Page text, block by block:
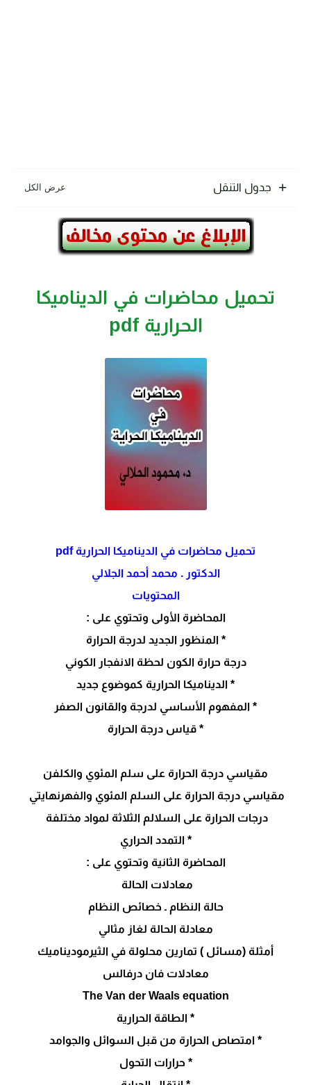
جدول التنقل
تحميل محاضرات في الديناميكا
الحرارية pdf
تحميل محاضرات في الديناميكا الحرارية pdf
الدكتور . محمد أحمد الجلالي
المحتويات
المحاضرة الأولى وتحتوي على :
* المنظور الجدید لدرجة الحرارة
درجة حرارة الكون لحظة الانفجار الكوني
* الدینامیكا الحراریة كموضوع جدید
* المفھوم الأساسي لدرجة والقانون الصفر
* قیاس درجة الحرارة
مقياسي درجة الحرارة على سلم المئوي والكلفن
مقياسي درجة الحرارة على السلم المئوي والفهرنهايتي
درجات الحرارة على السلالم الثلاثة لمواد مختلفة
* التمدد الحراري
المحاضرة الثانیة وتحتوي على :
معادلات الحالة
حالة النظام ـ خصائص النظام
معادلة الحالة لغاز مثالي
أمثلة (مسائل ) تمارين محلولة في الثيرموديناميك
معادلات فان درفالس
The Van der Waals equation
* الطاقة الحراریة
* امتصاص الحرارة من قبل السوائل والجوامد
* حرارات التحول